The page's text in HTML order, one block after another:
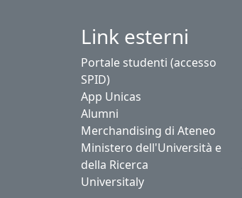
Link esterni
Portale studenti (accesso
SPID)
App Unicas
Alumni
Merchandising di Ateneo
Ministero dell'Università e
della Ricerca
Universitaly